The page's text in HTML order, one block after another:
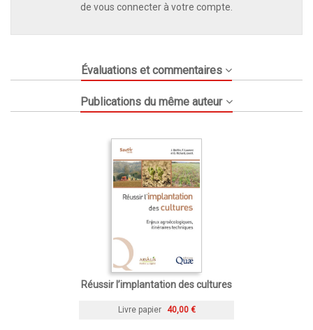
de vous connecter à votre compte.
Évaluations et commentaires
Publications du même auteur
Réussir l’implantation des cultures
Livre papier 40,00 €